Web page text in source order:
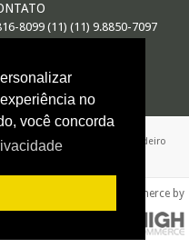
no
você concorda
8099 (11) (11) 9.8850-7097
0001-26 / Avenida Brigadeiro
Paulo - SP
e-commerce by